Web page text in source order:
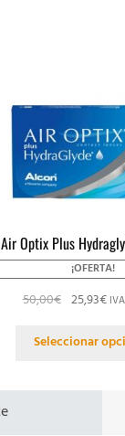
Air Optix Plus
¡OFERTA!
50,00€ 25,93€
Seleccionar